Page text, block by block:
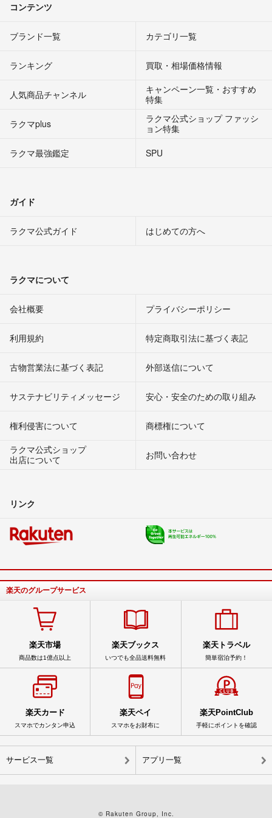
コンテンツ
ブランド一覧 カテゴリ一覧
ランキング 買取・相場価格情報
人気商品チャンネル
キャンペーン一覧・おすすめ
特集
ラクマplus
ラクマ公式ショップ ファッシ
ョン特集
ラクマ最強鑑定
SPU
ガイド
ラクマ公式ガイド はじめての方へ
ラクマについて
会社概要 プライバシーポリシー
利用規約 特定商取引法に基づく表記
古物営業法に基づく表記 外部送信について
サステナビリティメッセージ 安心・安全のための取り組み
権利侵害について
商標権について
ラクマ公式ショップ
出店について
お問い合わせ
リンク
楽天のグループサービス
楽天市場
商品数は1億点以上
楽天ブックス
いつでも全品送料無料
楽天トラベル
簡単宿泊予約！
楽天カード
スマホでカンタン申込
楽天ペイ
スマホをお財布に
楽天PointClub
手軽にポイントを確認
サービス一覧 アプリ一覧
© Rakuten Group, Inc.